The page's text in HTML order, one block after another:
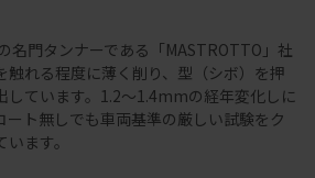
名門タンナーである「MASTROTTO」社
触れる程度に薄く削り、型（シボ）を押
しています。1.2～1.4mmの経年変化しに
ート無しでも車両基準の厳しい試験をク
ます。